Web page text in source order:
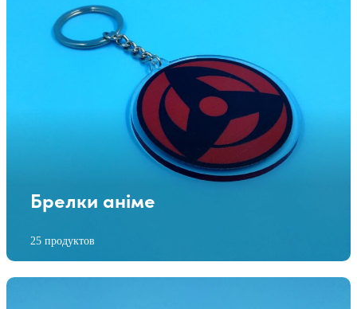
Брелки аніме
25 продуктов